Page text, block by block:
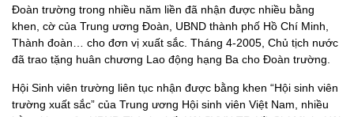
Đoàn trường trong nhiều năm liền đã nhận được nhiều bằng
khen, cờ của Trung ương Đoàn, UBND thành phố Hồ Chí Minh,
Thành đoàn… cho đơn vị xuất sắc. Tháng 4-2005, Chủ tịch nước
đã trao tặng huân chương Lao động hạng Ba cho Đoàn trường.
Hội Sinh viên trường liên tục nhận được bằng khen “Hội sinh viên
trường xuất sắc” của Trung ương Hội sinh viên Việt Nam, nhiều